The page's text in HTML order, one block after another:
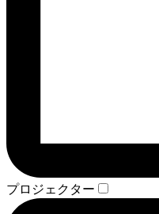
プロジェクター